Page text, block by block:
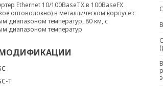
Ethernet 10/100BaseTX в 100BaseFX
оптоволокно) в металлическом корпусе с
диапазоном температур, 80 км, с
диапазоном температур
МОДИФИКАЦИИ
T